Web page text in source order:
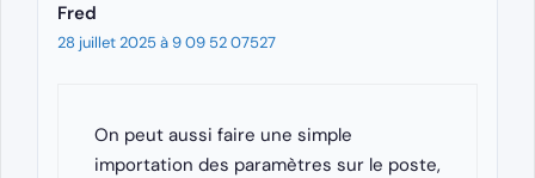
Fred
28 juillet 2025 à 9 09 52 07527
On peut aussi faire une simple
importation des paramètres sur le poste,